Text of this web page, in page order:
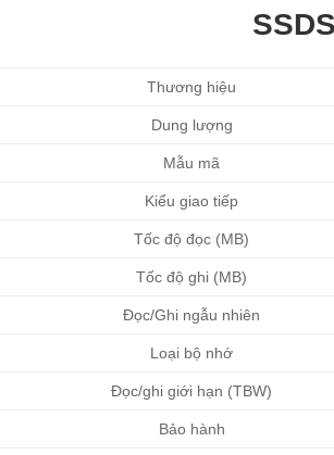
Thương hiệu
Dung lượng
Mẫu mã
Kiểu giao tiếp
Tốc độ đọc (MB)
Tốc độ ghi (MB)
Đọc/Ghi ngẫu nhiên
Loại bộ nhớ
Đọc/ghi giới hạn (TBW)
Bảo hành